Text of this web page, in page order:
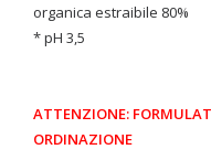
organica estraibile 80%
* pH 3,5
ATTENZIONE:
ORDINAZIONE